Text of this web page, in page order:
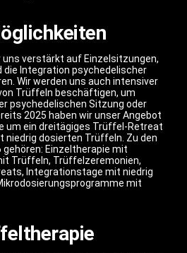
uns verstärkt auf Einzelsitzungen,
die Integration psychedelischer
Wir werden uns auch intensiver
Trüffeln beschäftigen, um
psychedelischen Sitzung oder
2025 haben wir unser Angebot
um ein dreitägiges Trüffel-Retreat
dosierten Trüffeln. Zu den
Einzeltherapie mit
Trüffeln, Trüffelzeremonien,
Integrationstage mit niedrig
mit